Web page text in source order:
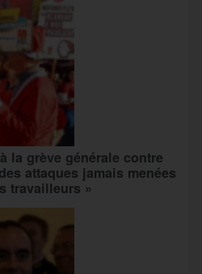
la grève générale contre
attaques jamais menées
travailleurs »